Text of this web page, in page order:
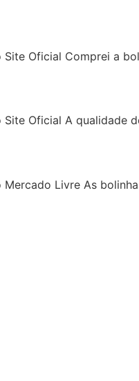
Site Oficial Comprei a
Site Oficial A qualidade
Mercado Livre As